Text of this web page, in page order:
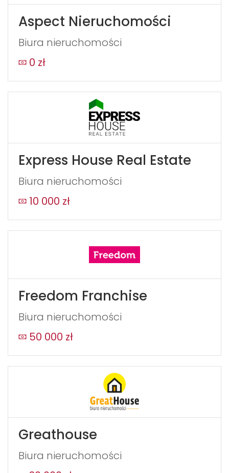
Aspect Nieruchomości
Biura nieruchomości
0 zł
Express House Real Estate
Biura nieruchomości
10 000 zł
Freedom Franchise
Biura nieruchomości
50 000 zł
Greathouse
Biura nieruchomości